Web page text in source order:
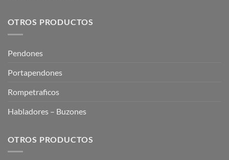
OTROS PRODUCTOS
Pendones
Portapendones
Rompetraficos
Habladores – Buzones
OTROS PRODUCTOS